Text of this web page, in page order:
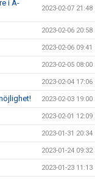
i A-
2023-02-07 21:48
2023-02-06 20:58
2023-02-06 09:41
2023-02-05 08:00
2023-02-04 17:06
2023-02-03 19:00
2023-02-01 12:09
2023-01-31 20:34
2023-01-24 09:32
2023-01-23 11:13